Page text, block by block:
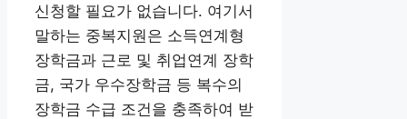
신청할 필요가 없습니다. 여기서
말하는 중복지원은 소득연계형
장학금과 근로 및 취업연계 장학
금, 국가 우수장학금 등 복수의
장학금 수급 조건을 충족하여 받